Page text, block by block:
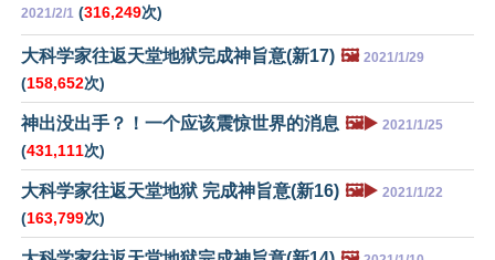
2021/2/1 (316,249次)
大科学家往返天堂地狱完成神旨意(新17) 🖼️ 2021/1/29
(158,652次)
神出没出手？！一个应该震惊世界的消息 🖼️▶️ 2021/1/25
(431,111次)
大科学家往返天堂地狱 完成神旨意(新16) 🖼️▶️ 2021/1/22
(163,799次)